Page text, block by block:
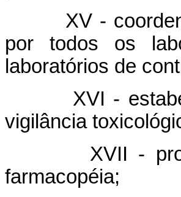
XV - coordenar
por todos os
laboratórios de
XVI -
vigilância
XVII -
farmacopéia;